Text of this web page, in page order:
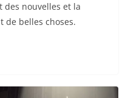
des nouvelles et la
de belles choses.